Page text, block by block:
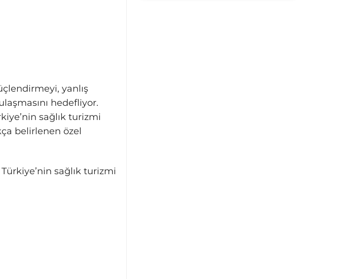
yanlış
hedefliyor.
sağlık turizmi
belirlenen özel
sağlık turizmi